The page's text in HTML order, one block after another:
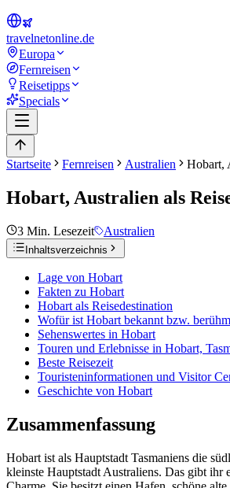
travelnetonline.de
Europa
Fernreisen
Reisetipps
Specials
Startseite Fernreisen Australien Hobart,
Hobart, Australien als
3 Min. Lesezeit Australien
Inhaltsverzeichnis
Lage von Hobart
Fakten zu Hobart
Hobart als Reisedestination
Wofür ist Hobart bekannt bzw.
Sehenswertes in Hobart
Touren und Erlebnisse in Hobart,
Beste Reisezeit
Touristeninformationen und Visitor
Geschichte von Hobart
Zusammenfassung
Hobart ist als Hauptstadt Tasmaniens die
kleinste Hauptstadt Australiens. Das gibt ihr